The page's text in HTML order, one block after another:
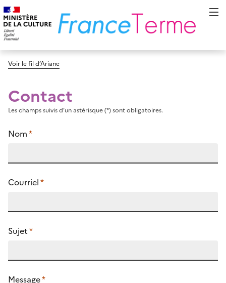
Voir le fil d’Ariane
Contact
Les champs suivis d’un astérisque (*) sont obligatoires.
Nom*
Courriel*
Sujet*
Message*